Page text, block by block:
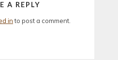
A REPLY
into post a comment.